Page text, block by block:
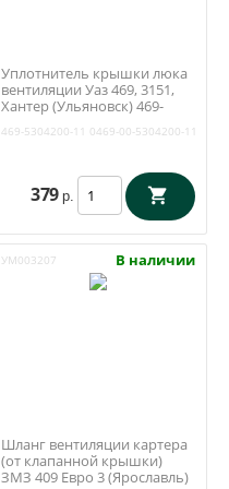
Уплотнитель крышки люка
вентиляции Уаз 469, 3151,
Хантер (Ульяновск) 469-
469-5304200-11 0469-00-5304200-11
379 р.
УМ003207 В наличии
Шланг вентиляции картера
(от клапанной крышки)
ЗМЗ 409 Евро 3 (Ярославль)